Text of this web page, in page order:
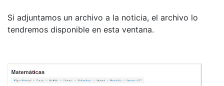
Si adjuntamos un archivo a la noticia, el archivo lo
tendremos disponible en esta ventana.